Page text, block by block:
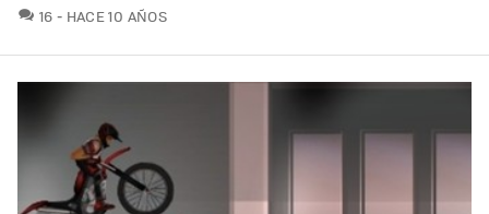
16 COMENTARIOS
HACE 10 AÑOS